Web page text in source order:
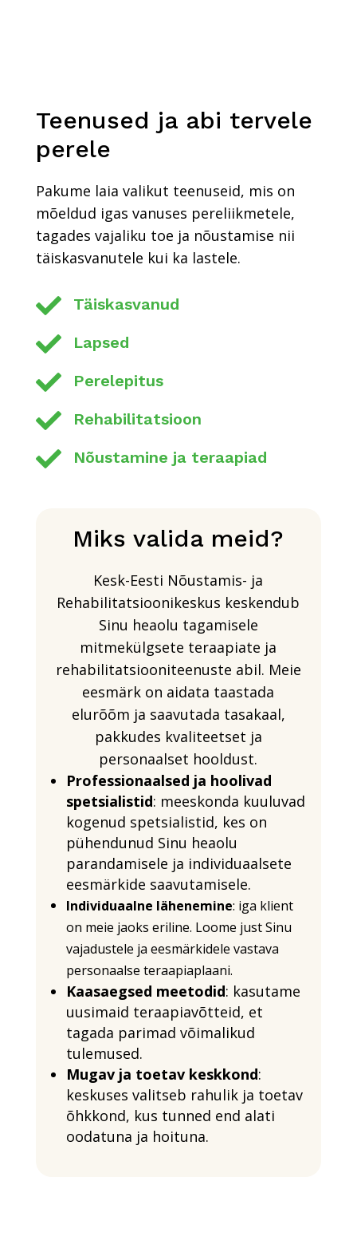
Teenused ja abi tervele
perele
Pakume laia valikut teenuseid, mis on
mõeldud igas vanuses pereliikmetele,
tagades vajaliku toe ja nõustamise nii
täiskasvanutele kui ka lastele.
 Täiskasvanud
 Lapsed
 Perelepitus
 Rehabilitatsioon
 Nõustamine ja teraapiad
Miks valida meid?
Kesk-Eesti Nõustamis- ja
Rehabilitatsioonikeskus keskendub
Sinu heaolu tagamisele
mitmekülgsete teraapiate ja
rehabilitatsiooniteenuste abil. Meie
eesmärk on aidata taastada
elurõõm ja saavutada tasakaal,
pakkudes kvaliteetset ja
personaalset hooldust.
Professionaalsed ja hoolivad
spetsialistid: meeskonda kuuluvad
kogenud spetsialistid, kes on
pühendunud Sinu heaolu
parandamisele ja individuaalsete
eesmärkide saavutamisele.
Individuaalne lähenemine: iga klient
on meie jaoks eriline. Loome just Sinu
vajadustele ja eesmärkidele vastava
personaalse teraapiaplaani.
Kaasaegsed meetodid: kasutame
uusimaid teraapiavõtteid, et
tagada parimad võimalikud
tulemused.
Mugav ja toetav keskkond:
keskuses valitseb rahulik ja toetav
õhkkond, kus tunned end alati
oodatuna ja hoituna.